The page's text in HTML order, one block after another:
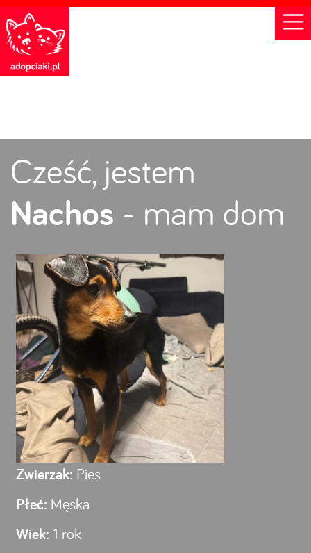
Cześć, jestem
Nachos - mam dom
Zwierzak: Pies
Płeć: Męska
Wiek: 1 rok